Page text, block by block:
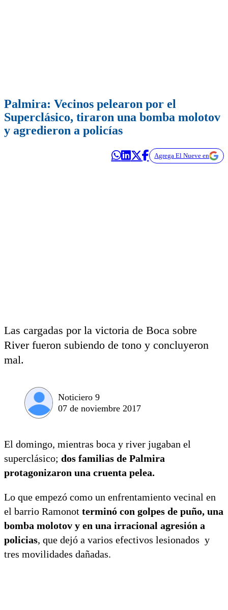
Palmira: Vecinos pelearon por el
Superclásico, tiraron una bomba molotov
y agredieron a policías
Agrega El Nueve en
Las cargadas por la victoria de Boca sobre
River fueron subiendo de tono y concluyeron
mal.
Noticiero 9
07 de noviembre 2017
El domingo, mientras boca y river jugaban el
superclásico; dos familias de Palmira
protagonizaron una cruenta pelea.
Lo que empezó como un enfrentamiento vecinal en
el barrio Ramonot terminó con golpes de puño, una
bomba molotov y en una irracional agresión a
policias, que dejó a varios efectivos lesionados y
tres movilidades dañadas.